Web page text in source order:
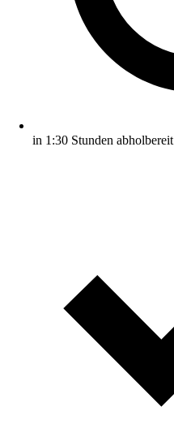
in 1:30 Stunden abholbereit